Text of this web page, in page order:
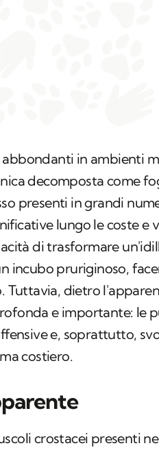
in ambienti
decomposta come
presenti in grandi
lungo le coste e
di trasformare
incubo pruriginoso,
Tuttavia, dietro
e importante: le
e, soprattutto,
costiero.
crostacei presenti